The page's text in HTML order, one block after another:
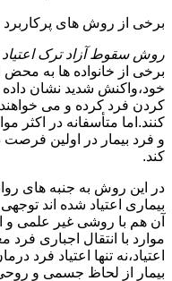
برخی از روش های پرکاربرد
روش سقوط آزاد ترک اعتیاد
برخی از خانواده ها به محض
خود،واکنش شدید نشان
کردن فرد کرده و می
کنند.اما متأسفانه در
و فرد بیمار در اولین
کند.
در این روش به جنبه های
بیماری اعتیاد شده اند
آن هم با روشی غیر علمی
موارد با انتقال اجباری
اعتیاد،نه تنها اعتیاد فرد
بیمار از لحاظ جسمی و